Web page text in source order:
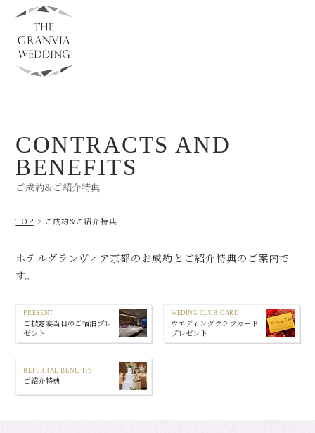
CONTRACTS AND
BENEFITS
ご成約&ご紹介特典
TOP ご成約&ご紹介特典
ホテルグランヴィア京都のお成約とご紹介特典のご案内で
す。
PRESENT
ご披露宴当日のご宿泊プレ
ゼント
WEDING CLUB CARD
ウエディングクラブカード
プレゼント
REFERRAL BENEFITS
ご紹介特典